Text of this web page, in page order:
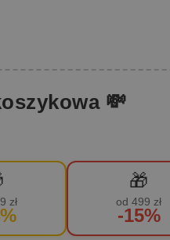
💸
zł
🎁
od 499 zł
-15%